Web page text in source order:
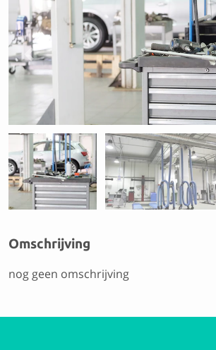
Previous
Omschrijving
nog geen omschrijving